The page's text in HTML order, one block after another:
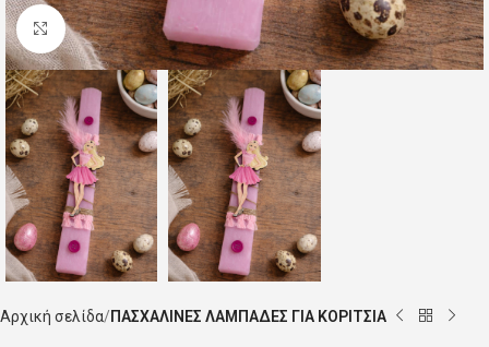
Click to enlarge
Αρχική σελίδα ΠΑΣΧΑΛΙΝΕΣ ΛΑΜΠΑΔΕΣ ΓΙΑ ΚΟΡΙΤΣΙΑ